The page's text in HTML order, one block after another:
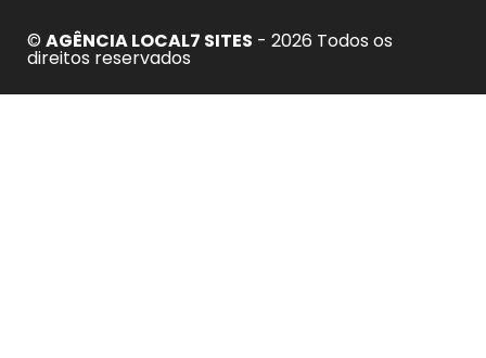
© AGÊNCIA LOCAL7 SITES - 2026 Todos os
direitos reservados